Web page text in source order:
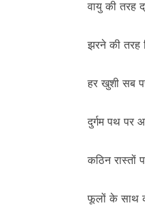
वायु की तरह
झरने की तरह
हर खुशी सब
दुर्गम पथ पर
कठिन रास्तों
फूलों के साथ